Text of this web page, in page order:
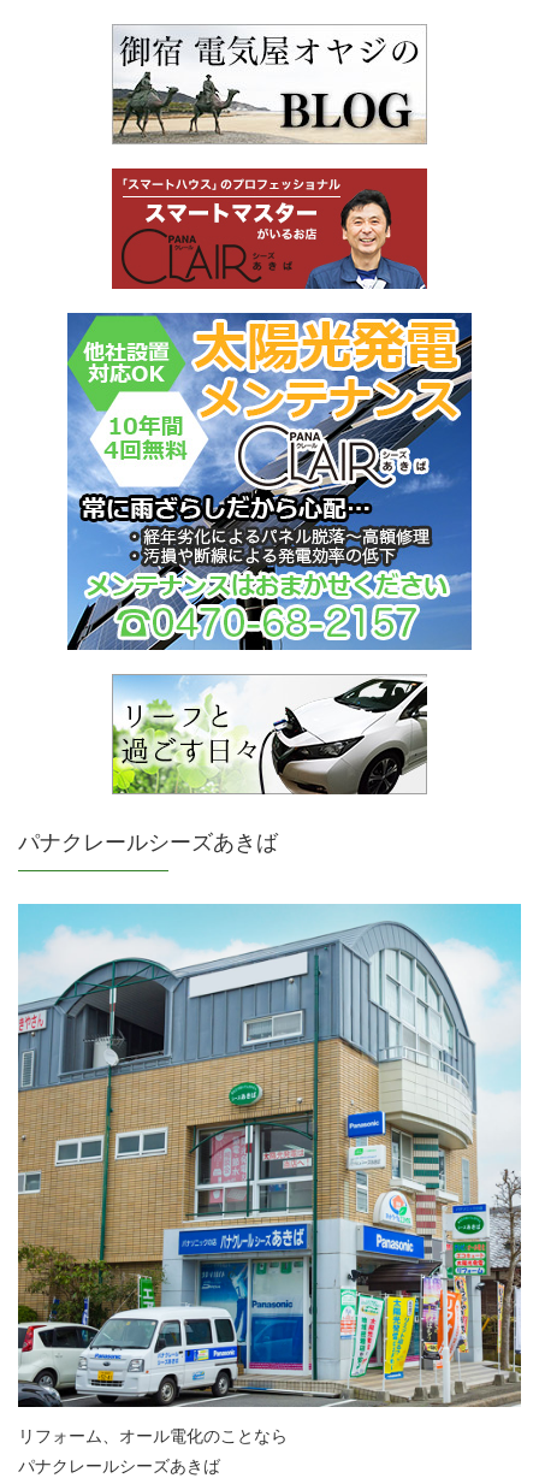
パナクレールシーズあきば
リフォーム、オール電化のことなら
パナクレールシーズあきば